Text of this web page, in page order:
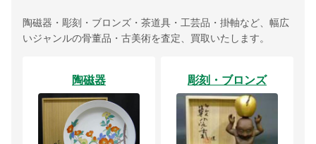
陶磁器・彫刻・ブロンズ・茶道具・工芸品・掛軸など、幅広
いジャンルの骨董品・古美術を査定、買取いたします。
陶磁器 彫刻・ブロンズ